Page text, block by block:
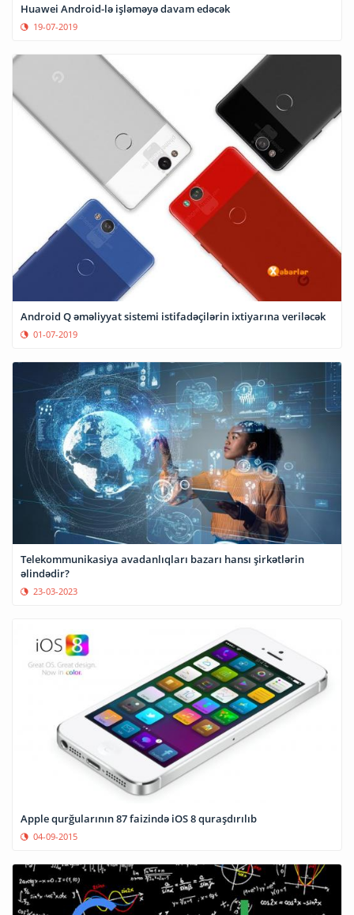
Huawei Android-lə işləməyə davam edəcək
19-07-2019
Android Q əməliyyat sistemi istifadəçilərin ixtiyarına veriləcək
01-07-2019
Telekommunikasiya avadanlıqları bazarı hansı şirkətlərin
əlindədir?
23-03-2023
Apple qurğularının 87 faizində iOS 8 quraşdırılıb
04-09-2015